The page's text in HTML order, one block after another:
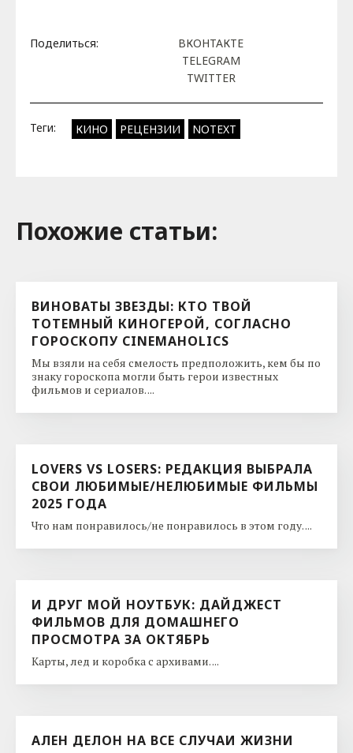
Поделиться:
ВКОНТАКТЕ
TELEGRAM
TWITTER
Теги: КИНО РЕЦЕНЗИИ NOTEXT
Похожие cтатьи:
ВИНОВАТЫ ЗВЕЗДЫ: КТО ТВОЙ
ТОТЕМНЫЙ КИНОГЕРОЙ, СОГЛАСНО
ГОРОСКОПУ CINEMAHOLICS
Мы взяли на себя смелость предположить, кем бы по
знаку гороскопа могли быть герои известных
фильмов и сериалов. ...
LOVERS VS LOSERS: РЕДАКЦИЯ ВЫБРАЛА
СВОИ ЛЮБИМЫЕ/НЕЛЮБИМЫЕ ФИЛЬМЫ
2025 ГОДА
Что нам понравилось/не понравилось в этом году. ...
И ДРУГ МОЙ НОУТБУК: ДАЙДЖЕСТ
ФИЛЬМОВ ДЛЯ ДОМАШНЕГО
ПРОСМОТРА ЗА ОКТЯБРЬ
Карты, лед и коробка с архивами. ...
АЛЕН ДЕЛОН НА ВСЕ СЛУЧАИ ЖИЗНИ